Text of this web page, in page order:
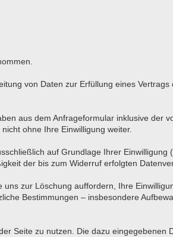
von Daten zur Erfüllung eines
aus dem Anfrageformular inklusive der
ohne Ihre Einwilligung weiter.
auf Grundlage Ihrer
der bis zum Widerruf erfolgten
zur Löschung auffordern, Ihre
Bestimmungen – insbesondere
Seite zu nutzen. Die dazu